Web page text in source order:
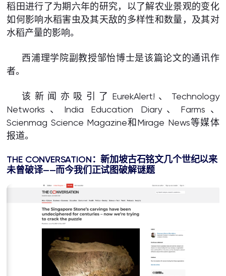
稻田进行了为期六年的研究，以了解农业景观的变化
如何影响水稻害虫及其天敌的多样性和数量，及其对
水稻产量的影响。
西浦理学院副教授邹怡博士是该篇论文的通讯作
者。
该新闻亦吸引了EurekAlert!、Technology
Networks、India Education Diary、Farms、
Scienmag Science Magazine和Mirage News等媒体
报道。
THE CONVERSATION：新加坡古石铭文几个世纪以来
未曾破译——而今我们正试图破解谜题